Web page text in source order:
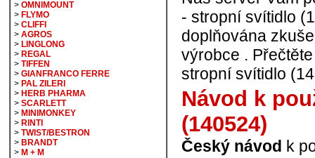
- stropní svítidlo
doplňována
výrobce .
stropní svítidlo
Návod k
(140524)
Český návod k
> OMNIMOUNT
> FLYMO
> CLIFFI
> AGROS
> LINGLONG
> REGAL
> TIFFEN
> GIANFRANCO FERRE
> PAL ZILERI
> HERB PHARMA
> SCARLETT
> MINIMONKEY
> RINTI
> TWIST/BESTRON
> BRANDT
> M + M